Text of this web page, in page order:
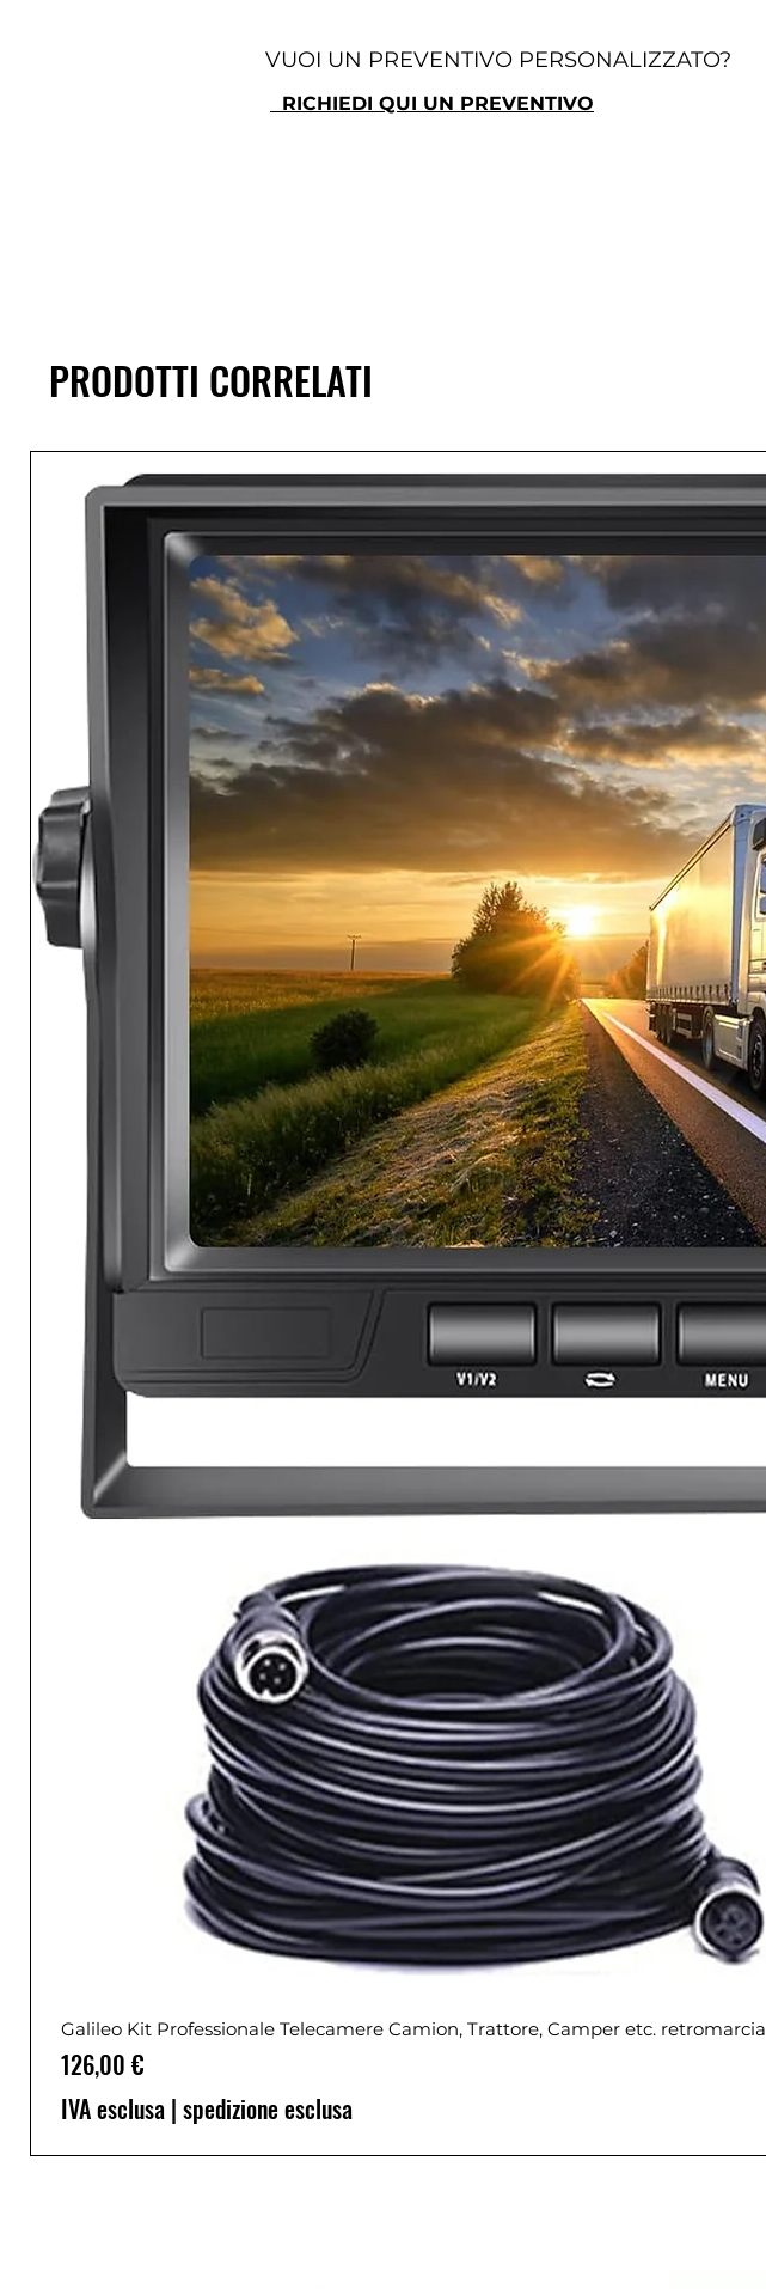
VUOI UN PREVENTIVO PERSONALIZZATO?
RICHIEDI QUI UN PREVENTIVO
PRODOTTI CORRELATI
Galileo Kit Professionale Telecamere Camion, Trattore, Camper etc. retromarcia
Prezzo
126,00 €
IVA esclusa | spedizione esclusa